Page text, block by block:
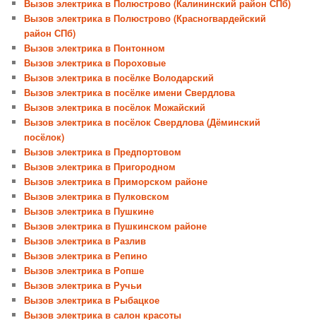
Вызов электрика в Полюстрово (Калининский район СПб)
Вызов электрика в Полюстрово (Красногвардейский
район СПб)
Вызов электрика в Понтонном
Вызов электрика в Пороховые
Вызов электрика в посёлке Володарский
Вызов электрика в посёлке имени Свердлова
Вызов электрика в посёлок Можайский
Вызов электрика в посёлок Свердлова (Дёминский
посёлок)
Вызов электрика в Предпортовом
Вызов электрика в Пригородном
Вызов электрика в Приморском районе
Вызов электрика в Пулковском
Вызов электрика в Пушкине
Вызов электрика в Пушкинском районе
Вызов электрика в Разлив
Вызов электрика в Репино
Вызов электрика в Ропше
Вызов электрика в Ручьи
Вызов электрика в Рыбацкое
Вызов электрика в салон красоты